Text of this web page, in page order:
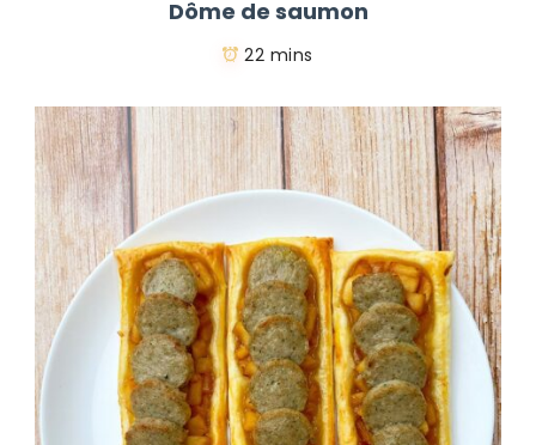
Dôme de saumon
22 mins